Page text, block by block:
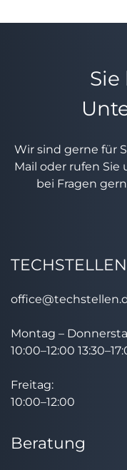
Wir sind gerne für
Mail oder rufen Sie
bei Fragen
Montag –
10:00–12:00
Freitag:
10:00–12:00
Beratung